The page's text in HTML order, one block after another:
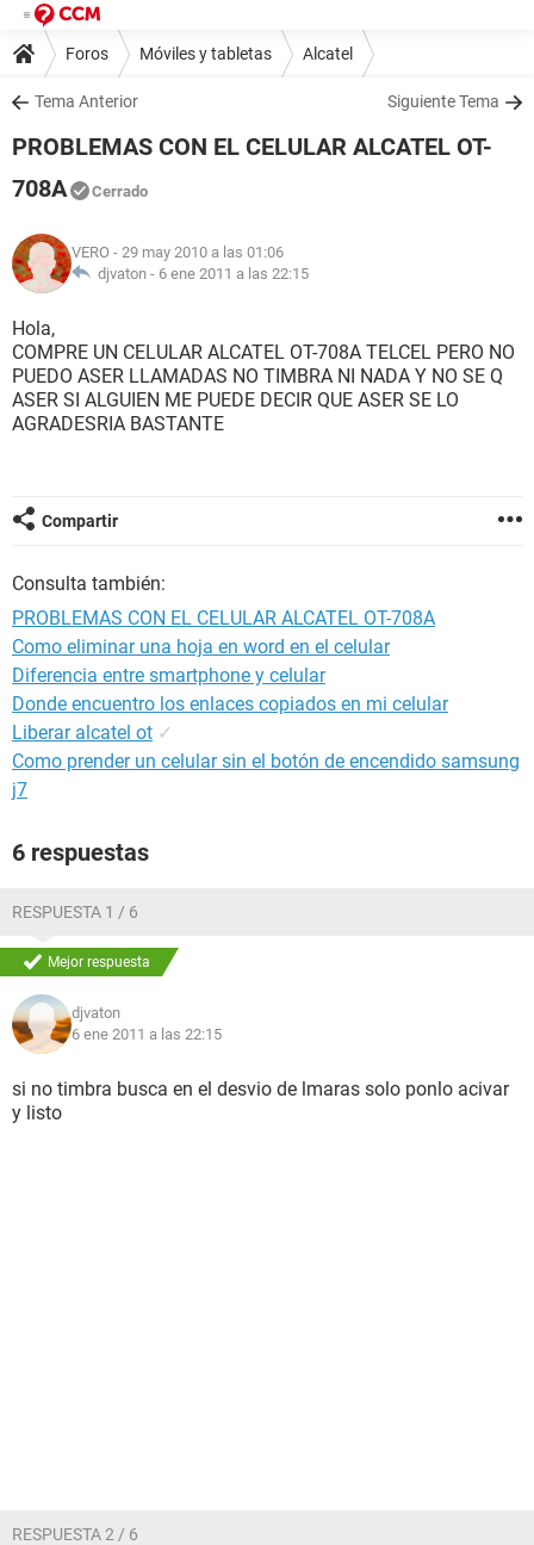
Foros Móviles y tabletas Alcatel
Tema Anterior Siguiente Tema
PROBLEMAS CON EL CELULAR ALCATEL OT-
708A
Cerrado
VERO - 29 may 2010 a las 01:06
djvaton - 6 ene 2011 a las 22:15
Hola,
COMPRE UN CELULAR ALCATEL OT-708A TELCEL PERO NO
PUEDO ASER LLAMADAS NO TIMBRA NI NADA Y NO SE Q
ASER SI ALGUIEN ME PUEDE DECIR QUE ASER SE LO
AGRADESRIA BASTANTE
Compartir
Consulta también:
PROBLEMAS CON EL CELULAR ALCATEL OT-708A
Como eliminar una hoja en word en el celular
Diferencia entre smartphone y celular
Donde encuentro los enlaces copiados en mi celular
Liberar alcatel ot ✓
Como prender un celular sin el botón de encendido samsung
j7
6 respuestas
RESPUESTA 1 / 6
Mejor respuesta
djvaton
6 ene 2011 a las 22:15
si no timbra busca en el desvio de lmaras solo ponlo acivar
y listo
RESPUESTA 2 / 6